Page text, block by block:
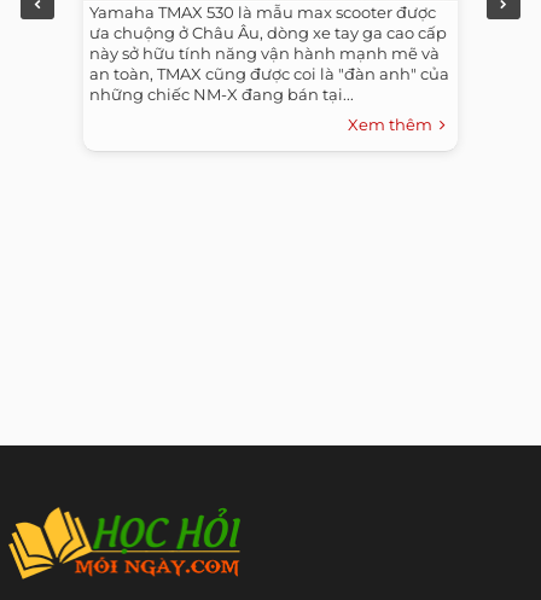
Yamaha TMAX 530 là mẫu max scooter được
ưa chuộng ở Châu Âu, dòng xe tay ga cao cấp
này sở hữu tính năng vận hành mạnh mẽ và
an toàn, TMAX cũng được coi là "đàn anh" của
những chiếc NM-X đang bán tại...
Xem thêm